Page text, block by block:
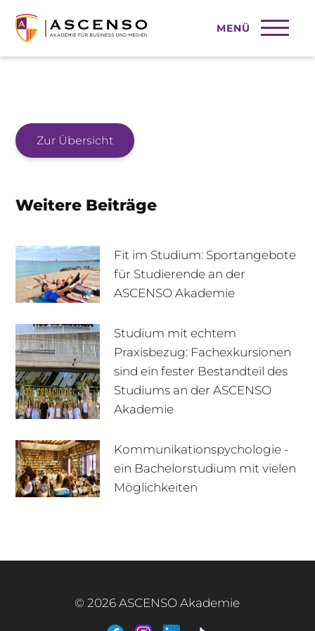
MENÜ
+49 170 222 77 66 Infotage
2025-05-27
Zur Übersicht
Weitere Beiträge
Fit im Studium: Sportangebote
für Studierende an der
ASCENSO Akademie
Studium mit echtem
Praxisbezug: Fachexkursionen
sind ein fester Bestandteil des
Studiums an der ASCENSO
Akademie
Kommunikationspychologie -
ein Bachelorstudium mit vielen
Möglichkeiten
© 2026 ASCENSO Akademie